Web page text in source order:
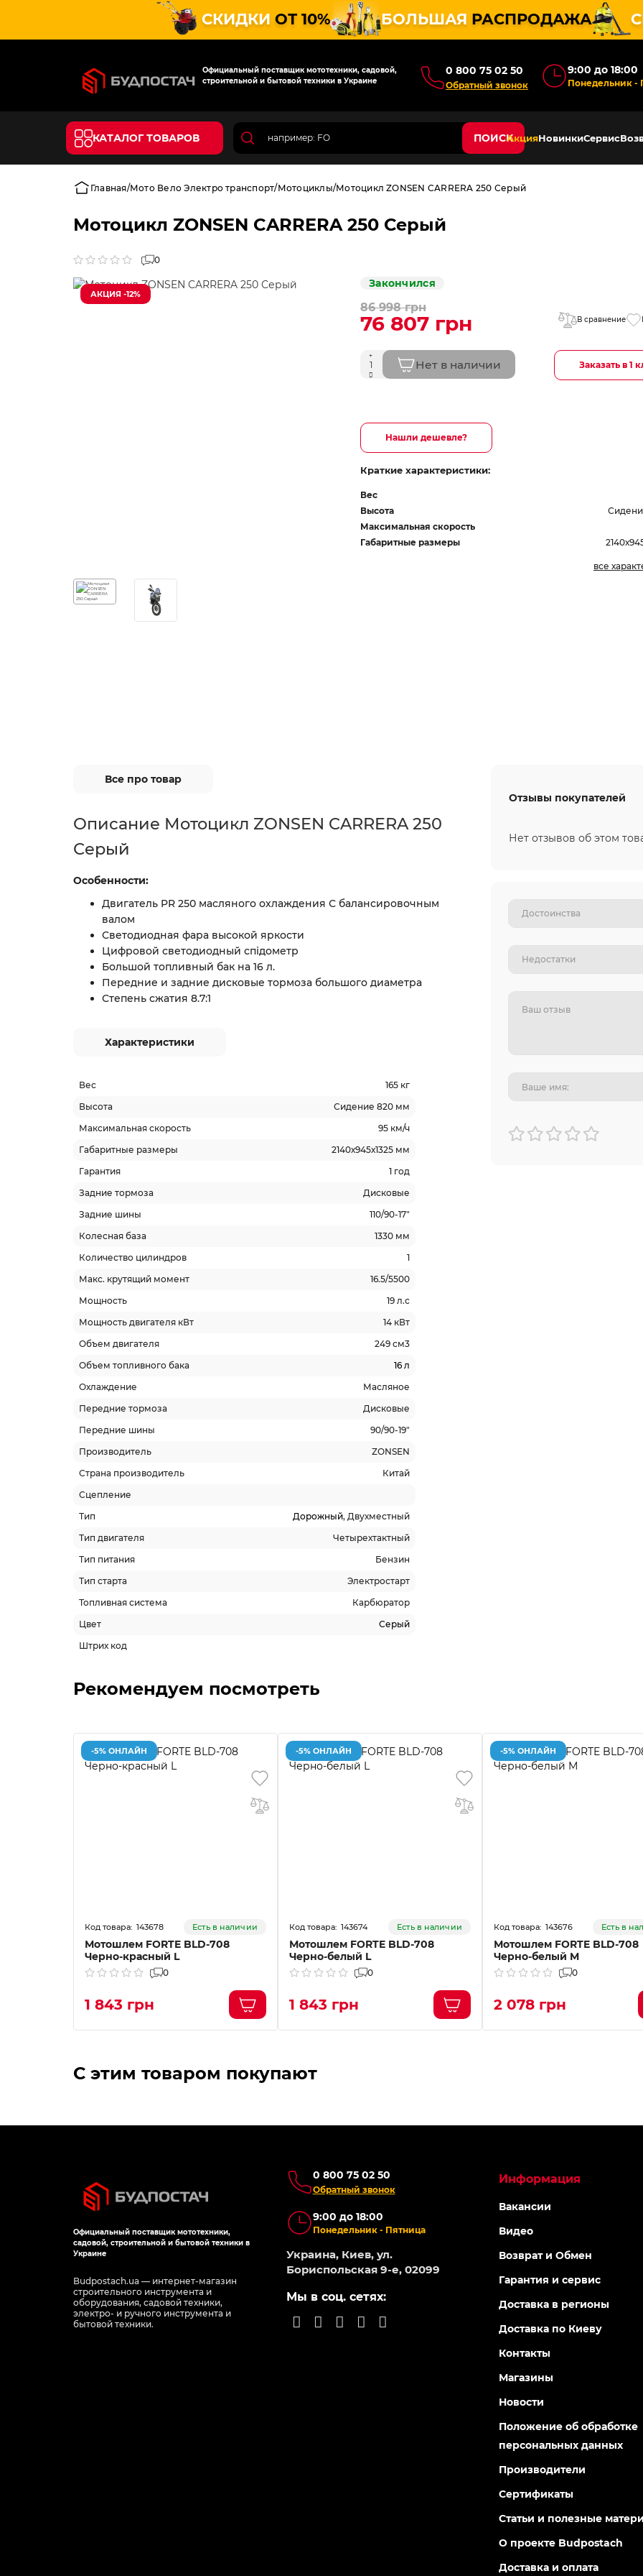
СКИДКИ ОТ 10% БОЛЬШАЯ РАСПРОДАЖА
Официальный поставщик мототехники, садовой,
строительной и бытовой техники в Украине
0 800 75 02 50
Обратный звонок
9:00 до 18:00
Понедельник -
КАТАЛОГ ТОВАРОВ ПОИСКАкцияНовинкиСервис
Главная Мото Вело Электро транспорт Мотоциклы Мотоцикл ZONSEN CARRERA 250 Серый
Мотоцикл ZONSEN CARRERA 250 Серый
0
АКЦИЯ -12%
Закончился
86 998 грн
76 807 грн В сравнение
Нет в наличии Заказать в 1
Нашли дешевле?
Краткие характеристики:
Вес
Высота
Максимальная скорость
Габаритные размеры
все
Все про товар
Описание Мотоцикл ZONSEN CARRERA 250
Серый
Особенности:
Двигатель PR 250 масляного охлаждения С балансировочным
валом
Светодиодная фара высокой яркости
Цифровой светодиодный спідометр
Большой топливный бак на 16 л.
Передние и задние дисковые тормоза большого диаметра
Степень сжатия 8.7:1
Характеристики
Вес
165 кг
Высота
Сидение 820 мм
Максимальная скорость
95 км/ч
Габаритные размеры
2140х945х1325 мм
Гарантия
1 год
Задние тормоза
Дисковые
Задние шины
110/90-17"
Колесная база
1330 мм
Количество цилиндров
1
Макс. крутящий момент
16.5/5500
Мощность
19 л.с
Мощность двигателя кВт
14 кВт
Объем двигателя
249 см3
Объем топливного бака
16 л
Охлаждение
Масляное
Передние тормоза
Дисковые
Передние шины
90/90-19"
Производитель
ZONSEN
Страна производитель
Китай
Сцепление
Тип
Дорожный, Двухместный
Тип двигателя
Четырехтактный
Тип питания
Бензин
Тип старта
Электростарт
Топливная система
Карбюратор
Цвет
Серый
Штрих код
Отзывы покупателей
Нет отзывов об этом
Рекомендуем посмотреть
-5% ОНЛАЙН
143678 Есть в наличии
Мотошлем FORTE BLD-708
Черно-красный L
0
1 843 грн
-5% ОНЛАЙН
143674 Есть в наличии
Мотошлем FORTE BLD-708
Черно-белый L
0
1 843 грн
-5% ОНЛАЙН
143676 Есть в
Мотошлем FORTE BLD-708
Черно-белый M
0
2 078 грн
С этим товаром покупают
Официальный поставщик мототехники,
садовой, строительной и бытовой техники в
Украине
Budpostach.ua — интернет-магазин
строительного инструмента и
оборудования, садовой техники,
электро- и ручного инструмента и
бытовой техники.
0 800 75 02 50
Обратный звонок
9:00 до 18:00
Понедельник - Пятница
Украина, Киев, ул.
Бориспольская 9-е, 02099
Мы в соц. сетях:
Информация
Вакансии
Видео
Возврат и Обмен
Гарантия и сервис
Доставка в регионы
Доставка по Киеву
Контакты
Магазины
Новости
Положение об обработке
персональных данных
Производители
Сертификаты
Статьи и полезные
О проекте Budpostach
Доставка и оплата